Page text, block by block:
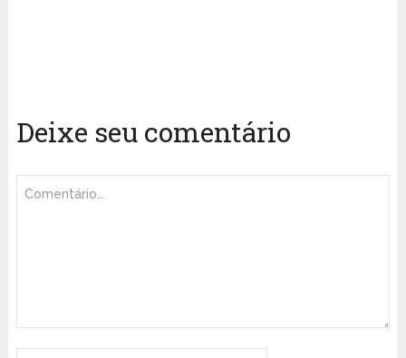
Deixe seu comentário